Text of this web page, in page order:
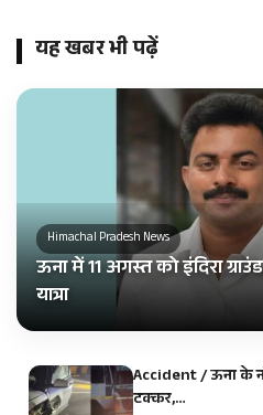
यह खबर भी पढ़ें
Himachal Pradesh News
ऊना में 11 अगस्त को इंदिरा
यात्रा
Accident / ऊना के
टक्कर,…